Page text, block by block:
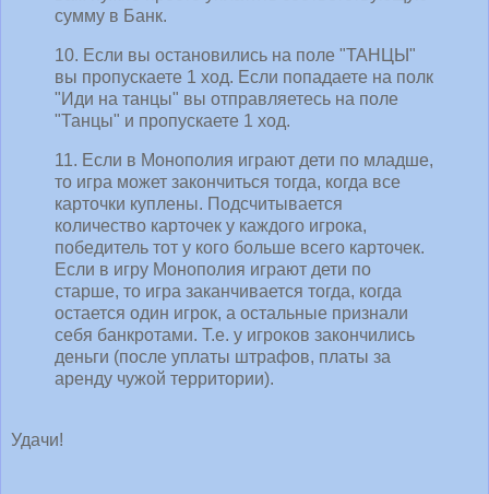
сумму в Банк.
10. Если вы остановились на поле "ТАНЦЫ"
вы пропускаете 1 ход. Если попадаете на полк
"Иди на танцы" вы отправляетесь на поле
"Танцы" и пропускаете 1 ход.
11. Если в Монополия играют дети по младше,
то игра может закончиться тогда, когда все
карточки куплены. Подсчитывается
количество карточек у каждого игрока,
победитель тот у кого больше всего карточек.
Если в игру Монополия играют дети по
старше, то игра заканчивается тогда, когда
остается один игрок, а остальные признали
себя банкротами. Т.е. у игроков закончились
деньги (после уплаты штрафов, платы за
аренду чужой территории).
Удачи!